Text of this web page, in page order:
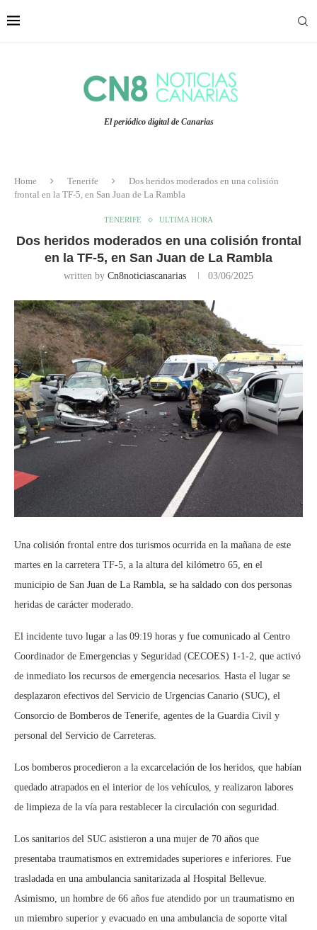
El periódico digital de Canarias
Home Tenerife
Dos heridos moderados en una colisión
frontal en la TF-5, en San Juan de La Rambla
TENERIFE ULTIMA HORA
Dos heridos moderados en una colisión frontal
en la TF-5, en San Juan de La Rambla
written by Cn8noticiascanarias 03/06/2025
Una colisión frontal entre dos turismos ocurrida en la mañana de este
martes en la carretera TF-5, a la altura del kilómetro 65, en el
municipio de San Juan de La Rambla, se ha saldado con dos personas
heridas de carácter moderado.
El incidente tuvo lugar a las 09:19 horas y fue comunicado al Centro
Coordinador de Emergencias y Seguridad (CECOES) 1-1-2, que activó
de inmediato los recursos de emergencia necesarios. Hasta el lugar se
desplazaron efectivos del Servicio de Urgencias Canario (SUC), el
Consorcio de Bomberos de Tenerife, agentes de la Guardia Civil y
personal del Servicio de Carreteras.
Los bomberos procedieron a la excarcelación de los heridos, que habían
quedado atrapados en el interior de los vehículos, y realizaron labores
de limpieza de la vía para restablecer la circulación con seguridad.
Los sanitarios del SUC asistieron a una mujer de 70 años que
presentaba traumatismos en extremidades superiores e inferiores. Fue
trasladada en una ambulancia sanitarizada al Hospital Bellevue.
Asimismo, un hombre de 66 años fue atendido por un traumatismo en
un miembro superior y evacuado en una ambulancia de soporte vital